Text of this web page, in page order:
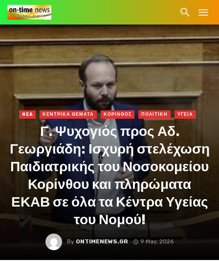
NEA ΚΕΝΤΡΙΚΑ ΘΕΜΑΤΑ ΚΟΡΙΝΘΟΣ ΠΟΛΙΤΙΚΗ ΥΓΕΙΑ
Γ. Ψυχογιός προς Αδ.
Γεωργιάδη: Ισχυρή στελέχωση
Παιδιατρικής του Νοσοκομείου
Κορίνθου και πληρώματα
ΕΚΑΒ σε όλα τα Κέντρα Υγείας
του Νομού!
By ONTIMENEWS.GR 9 May, 2026